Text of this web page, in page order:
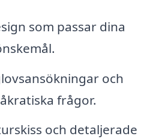
som passar dina
och
frågor.
och detaljerade